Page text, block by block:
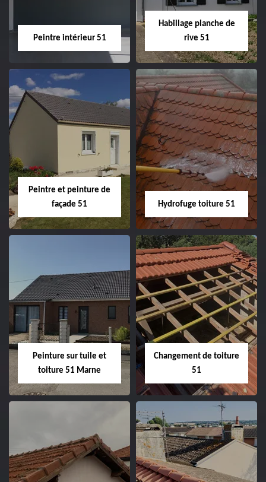
Peintre intérieur 51
Peintre intérieur
Habillage planche de
rive 51
Habillage planche
de rive 51
Peintre et peinture de
façade 51
Peintre et peinture
de façade 51
Hydrofuge toiture 51
Hydrofuge toiture
51
Peinture sur tuile et
toiture 51 Marne
Peinture sur tuile
et toiture 51
Changement de toiture
51
Changement de
toiture 51